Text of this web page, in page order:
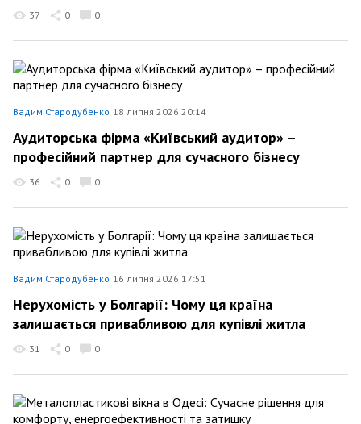
37 0 0
Вадим Стародубенко 18 липня 2026 20:14
Аудиторська фірма «Київський аудитор» –
професійний партнер для сучасного бізнесу
36 0 0
Вадим Стародубенко 16 липня 2026 17:51
Нерухомість у Болгарії: Чому ця країна
залишається привабливою для купівлі житла
31 0 0